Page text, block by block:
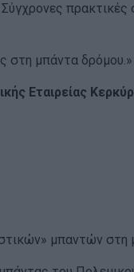
στη μπάντα δρόμου.»
Εταιρείας
μπαντών στη